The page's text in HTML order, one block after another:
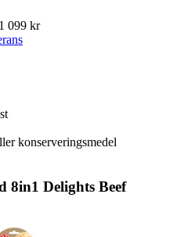
099 kr
konserveringsmedel
8in1 Delights Beef